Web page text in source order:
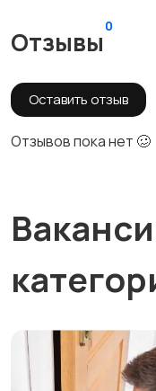
Отзывы
0
Оставить отзыв
Отзывов пока нет 🥴